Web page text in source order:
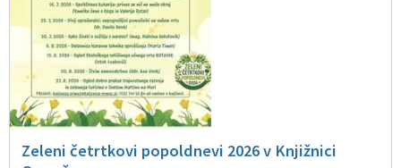
Zeleni četrtkovi popoldnevi 2026 v Knjižnici